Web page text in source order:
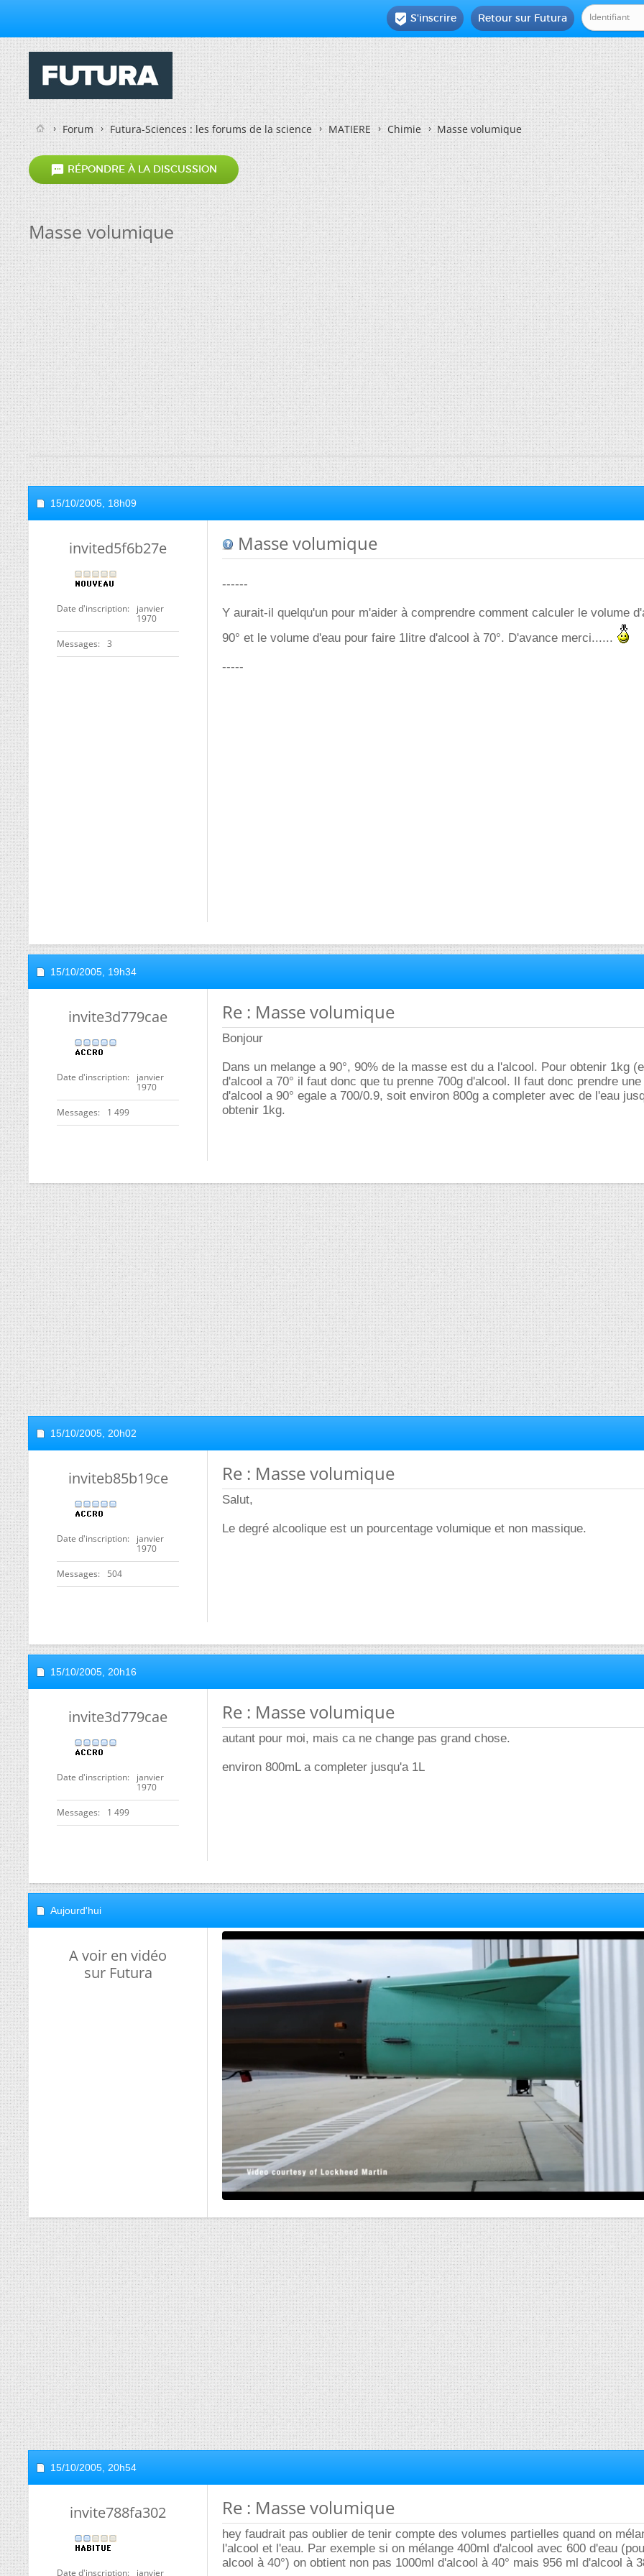
Retour sur Futura
 S'inscrire
Forum Futura-Sciences : les forums de la science MATIERE Chimie Masse volumique
 RÉPONDRE À LA DISCUSSION
Masse volumique
15/10/2005, 18h09
invited5f6b27e
Date d'inscription
janvier
1970
Messages 3
Masse volumique
------
Y aurait-il quelqu'un pour m'aider à comprendre comment calculer le volume
90° et le volume d'eau pour faire 1litre d'alcool à 70°. D'avance merci......
-----
15/10/2005, 19h34
invite3d779cae
Date d'inscription
janvier
1970
Messages 1 499
Re : Masse volumique
Bonjour
Dans un melange a 90°, 90% de la masse est du a l'alcool. Pour obtenir 1kg
d'alcool a 70° il faut donc que tu prenne 700g d'alcool. Il faut donc prendre
d'alcool a 90° egale a 700/0.9, soit environ 800g a completer avec de l'eau
obtenir 1kg.
15/10/2005, 20h02
inviteb85b19ce
Date d'inscription
janvier
1970
Messages 504
Re : Masse volumique
Salut,
Le degré alcoolique est un pourcentage volumique et non massique.
15/10/2005, 20h16
invite3d779cae
Date d'inscription
janvier
1970
Messages 1 499
Re : Masse volumique
autant pour moi, mais ca ne change pas grand chose.
environ 800mL a completer jusqu'a 1L
Aujourd'hui
A voir en vidéo
sur Futura
15/10/2005, 20h54
invite788fa302
Date d'inscription janvier
Re : Masse volumique
hey faudrait pas oublier de tenir compte des volumes partielles quand on
l'alcool et l'eau. Par exemple si on mélange 400ml d'alcool avec 600 d'eau
alcool à 40°) on obtient non pas 1000ml d'alcool à 40° mais 956 ml d'alcool à